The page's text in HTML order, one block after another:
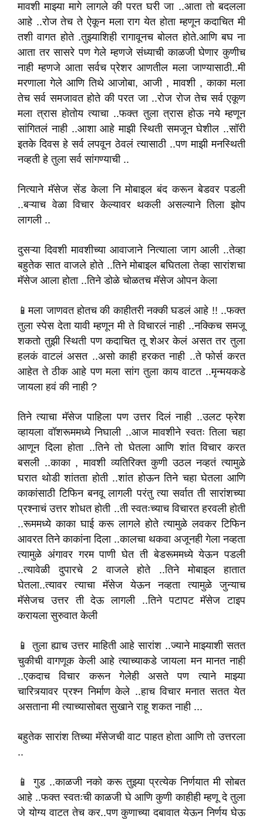
मावशी माझ्या मागे लागले की परत घरी जा ..आता तो बदलला
आहे ..रोज तेच ते ऐकून मला राग येत होता म्हणून कदाचित मी
तशी वागत होते .तुझ्याशिही रागावूनच बोलतहोते.आणिबघ ना
आता तर सासरे पण गेले म्हणजे संध्याची काळजी घेणार कुणीच
नाही म्हणजे आता सर्वच प्रेशर आणतील मला जाण्यासाठी..मी
मरणाला गेले आणि तिथे आजोबा, आजी , मावशी , काका मला
तेच सर्व समजावत होते की परत जा ..रोज रोज तेच सर्व एकूण
मला त्रास होतोय त्याचा ..फक्त तुला त्रास होऊ नये म्हणून
सांगितलं नाही ..आशा आहे माझी स्थिती समजून घेशील ..सॉरी
इतके दिवस हे सर्व लपवून ठेवलं त्यासाठी ..पण माझी मनस्थिती
नव्हती हे तुला सर्व सांगण्याची ..
नित्याने मॅसेज सेंड केला नि मोबाइल बंद करून बेडवर पडली
..बऱ्याच वेळा विचार केल्यावर थकली असल्याने तिला झोप
लागली ..
दुसऱ्या दिवशी मावशीच्या आवाजाने नित्याला जाग आली ..तेव्हा
बहुतेक सात वाजले होते ..तिने मोबाइल बघितला तेव्हा सारांशचा
मॅसेज आला होता ..तिने डोळे चोळतच मॅसेज ओपन केला
📱मला जाणवत होतच की काहीतरी नक्की घडलं आहे !! ..फक्त
तुला स्पेस देता यावी म्हणून मी ते विचारलं नाही ..नक्किच समजू
शकतो तुझी स्थिती पण कदाचित तू शेअर केलं असत तर तुला
हलकं वाटलं असत ..असो काही हरकत नाही ..ते फोर्स करत
आहेत ते ठीक आहे पण मला सांग तुला काय वाटत ..मृन्मयकडे
जायला हवं की नाही ?
तिने त्याचा मॅसेज पाहिला पण उत्तर दिलं नाही ..उलट फ्रेश
व्हायला वॉशरूममध्ये निघाली ..आज मावशीने स्वतः तिला चहा
आणून दिला होता ..तिने तो घेतला आणि शांत विचार करत
बसली ..काका , मावशी व्यतिरिक्त कुणी उठल नव्हतं त्यामुळे
घरात थोडी शांतता होती ..शांत होऊन तिने चहा घेतला आणि
काकांसाठी टिफिन बनवू लागली परंतु त्या सर्वात ती सारांशच्या
प्रश्नाचं उत्तर शोधत होती ..ती स्वतःच्याच विचारत हरवली होती
..रूममध्ये काका घाई करू लागले होते त्यामुळे लवकर टिफिन
आवरत तिने काकांना दिला ..कालचा थकवा अजूनही गेला नव्हता
त्यामुळे अंगावर गरम पाणी घेत ती बेडरूममध्ये येऊन पडली
..त्यावेळी दुपारचे 2 वाजले होते ..तिने मोबाइल हातात
घेतला..त्यावर त्याचा मॅसेज येऊन नव्हता त्यामुळे जुन्याच
मॅसेजच उत्तर ती देऊ लागली ..तिने पटापट मॅसेज टाइप
करायला सुरुवात केली
📱 तुला ह्याच उत्तर माहिती आहे सारांश ..ज्याने माझ्याशी सतत
चुकीची वागणूक केली आहे त्याच्याकडे जायला मन मानत नाही
..एकदाच विचार करून गेलेही असते पण त्याने माझ्या
चारित्र्यावर प्रश्न निर्माण केले ..हाच विचार मनात सतत येत
असताना मी त्याच्यासोबत सुखाने राहू शकत नाही ...
बहुतेक सारांश तिच्या मॅसेजची वाट पाहत होता आणि तो उत्तरला
..
📱 गुड ..काळजी नको करू तुझ्या प्रत्येक निर्णयात मी सोबत
आहे ..फक्त स्वतःची काळजी घे आणि कुणी काहीही म्हणू दे तुला
जे योग्य वाटत तेच कर..पण कुणाच्या दबावात येऊन निर्णय घेऊ